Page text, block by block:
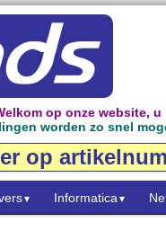
op onze website,
worden zo snel
▼ Informatica ▼